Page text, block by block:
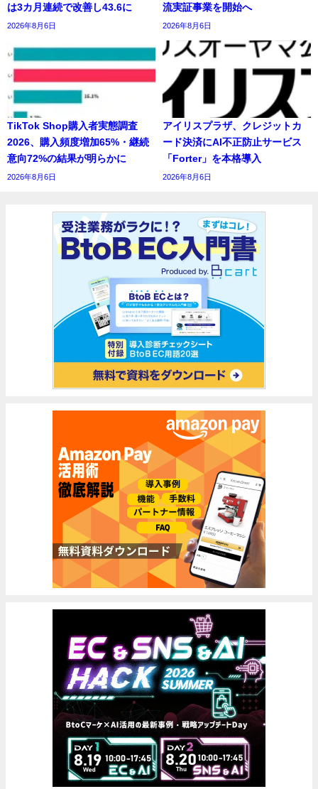
は3カ月連続で改善し43.6に
2026年8月6日
流実証事業を開始へ
2026年8月6日
TikTok Shop購入者実態調査
2026、購入頻度増加65%・継続
意向72%の結果が明らかに
2026年8月6日
アイリスプラザ、クレジットカ
ード決済にAI不正防止サービス
「Forter」を本格導入
2026年8月6日